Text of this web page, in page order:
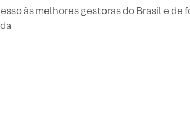
às melhores gestoras do Brasil e de